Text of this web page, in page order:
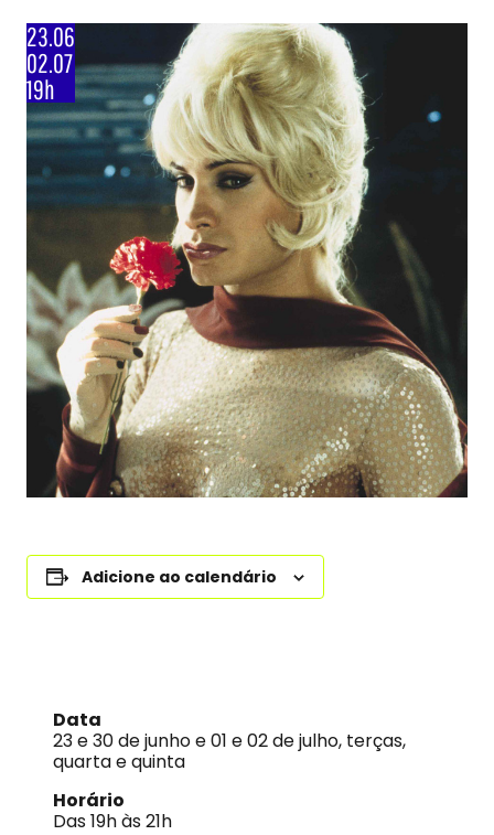
23.06
02.07
19h
Adicione ao calendário
Data
23 e 30 de junho e 01 e 02 de julho, terças,
quarta e quinta
Horário
Das 19h às 21h